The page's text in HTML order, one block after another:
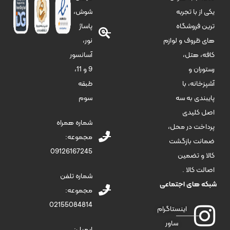
یکی از با تجربه
ترین فروشگاه
های ظروف و لوازم
کافه، هتل،
رستوران و
آشپزخانه، با
پایبندی به سه
اصل کلیدی
پرداخت در محل،
ضمانت بازگشت
کالا و تضمین
اصالت کالا .
شبکه های اجتماعی
اینستاگرام
ساور
شوش،
پاساژ
نور،
آسانسور
9 و 11،
طبقه
سوم
شماره همراه
مجموعه:
09126167245
شماره تلفن
مجموعه:
02155084814